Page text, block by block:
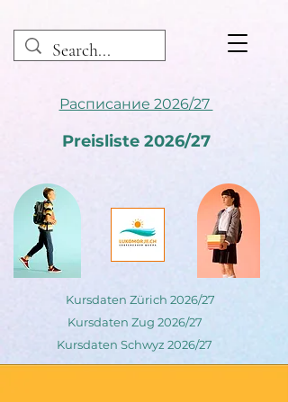
Расписание 2026/27
Preisliste 2026/27
Kursdaten Zürich 2026/27
Kursdaten Zug 2026/27
Kursdaten Schwyz 2026/27